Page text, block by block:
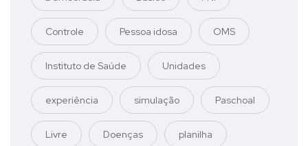
Controle Pessoa idosa OMS
Instituto de Saúde Unidades
experiência simulação Paschoal
Livre Doenças planilha